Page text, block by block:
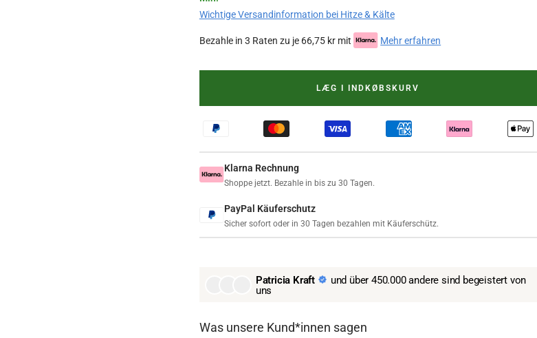
Wichtige Versandinformation bei Hitze & Kälte
Bezahle in 3 Raten zu je 66,75 kr mit Mehr erfahren
LÆG I INDKØBSKURV
Klarna Rechnung
Shoppe jetzt. Bezahle in bis zu 30 Tagen.
PayPal Käuferschutz
Sicher sofort oder in 30 Tagen bezahlen mit Käuferschütz.
Patricia Kraft
und über 450.000 andere sind begeistert von
uns
Was unsere Kund*innen sagen